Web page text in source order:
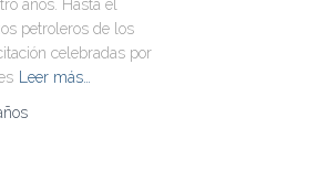
años. Hasta el
petroleros de los
celebradas por
Leer más…